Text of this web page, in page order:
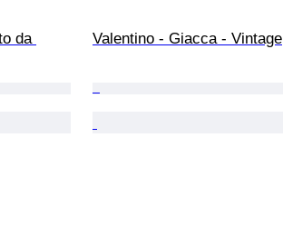
da
Valentino - Giacca - Vintage